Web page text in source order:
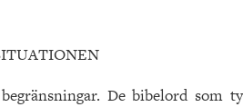
De bibelord som